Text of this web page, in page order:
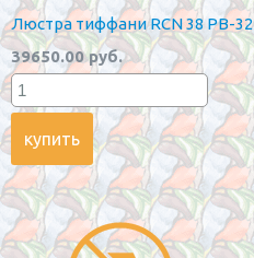
Люстра тиффани RCN 38 PB-32
39650.00 руб.